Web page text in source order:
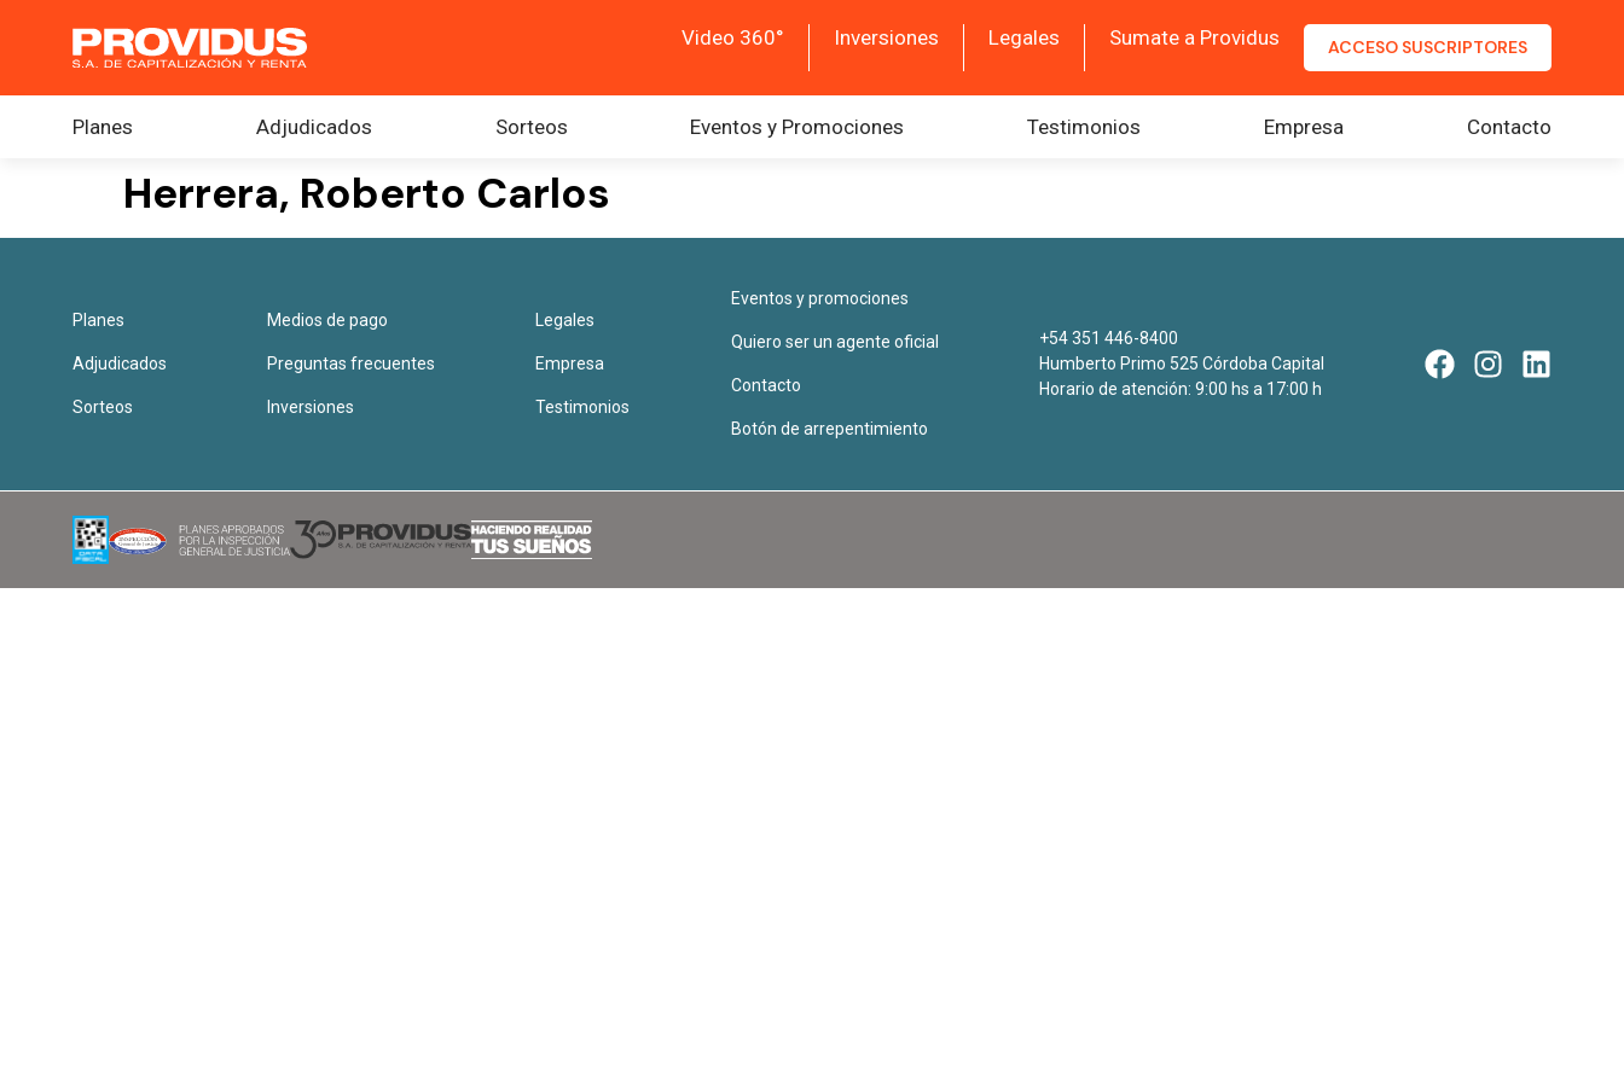
Video 360° Inversiones Legales Sumate a Providus ACCESO SUSCRIPTORES
Planes Adjudicados Sorteos Eventos y Promociones Testimonios Empresa Contacto
Herrera, Roberto Carlos
Planes
Adjudicados
Sorteos
Medios de pago
Preguntas frecuentes
Inversiones
Legales
Empresa
Testimonios
Eventos y promociones
Quiero ser un agente oficial
Contacto
Botón de arrepentimiento
+54 351 446-8400
Humberto Primo 525 Córdoba Capital
Horario de atención: 9:00 hs a 17:00 h